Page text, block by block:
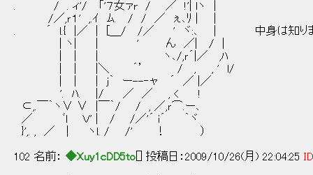
. / . ィ'/ 「'７女ァr / ／ !'| lヽ |
/／,ｒ１' ,.ｲ ﾑ. / / ／ ぇ､ﾘ | |
. ´ l.{ |／ | [＿/ /／ ' ヾ:､ | 中身は知りませ
| ヽ| | ' ん ／| / |
| ｜ | ヽ､/,ｒ´|／ ,ﾊ
| ｜ |＼ ´’ / , , ' l/
| ｜ | j｀ ー--‐ャ ´ ／ |／
'. ﾊ. |/ ／ ／ , < !
⊂,.￣｀ヽ∨ ∨ |￣｀/ / , ／,ｒ⌒.ー､
／ ﾞl Ｖ' | / /／'´ i´ ｀ヾ
}',. , ／ | ヽl. / /' ！ ）
102 名前： ◆Xuy1cDD5to [] 投稿日：2009/10/26(月) 22:04:25